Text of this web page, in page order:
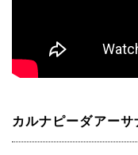
カルナピーダアー